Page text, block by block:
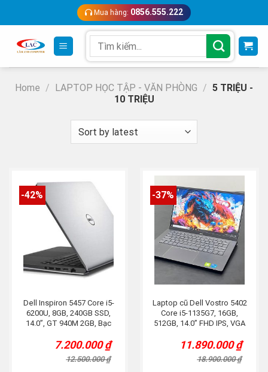
content
Mua hàng: 0856.555.222
for:
Home / LAPTOP HỌC TẬP - VĂN PHÒNG / 5 TRIỆU -
10 TRIỆU
-42%
Dell Inspiron 5457 Core i5-
6200U, 8GB, 240GB SSD,
14.0”, GT 940M 2GB, Bạc
12.500.000₫
Original
price
was:
7.200.000₫
Current
price
is:
-37%
Laptop cũ Dell Vostro 5402
Core i5-1135G7, 16GB,
512GB, 14.0” FHD IPS, VGA
18.900.000₫
Original
price
was:
11.890.000₫
Current
price
is: